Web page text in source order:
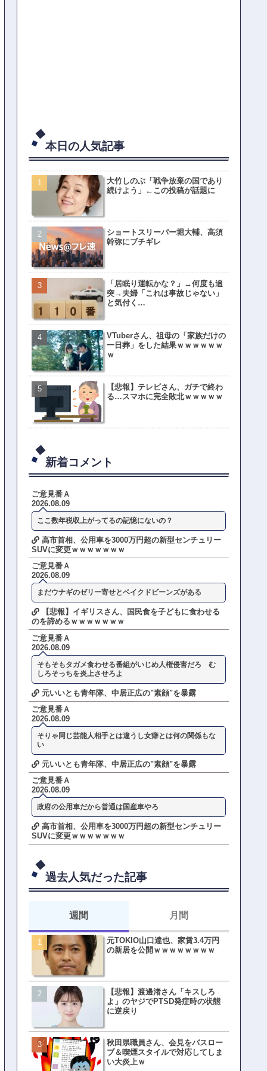
本日の人気記事
大竹しのぶ「戦争放棄の国であり
続けよう」←この投稿が話題に
ショートスリーパー堀大輔、高須
幹弥にブチギレ
「居眠り運転かな？」→何度も追
突→夫婦「これは事故じゃない」
と気付く…
VTuberさん、祖母の「家族だけの
一日葬」をした結果ｗｗｗｗｗｗ
ｗ
【悲報】テレビさん、ガチで終わ
る…スマホに完全敗北ｗｗｗｗｗ
新着コメント
ご意見番Ａ
2026.08.09
ここ数年税収上がってるの記憶にないの？
高市首相、公用車を3000万円超の新型センチュリー
SUVに変更ｗｗｗｗｗｗｗ
ご意見番Ａ
2026.08.09
まだウナギのゼリー寄せとベイクドビーンズがある
【悲報】イギリスさん、国民食を子どもに食わせる
のを諦めるｗｗｗｗｗｗｗ
ご意見番Ａ
2026.08.09
そもそもタガメ食わせる番組がいじめ人権侵害だろ む
しろそっちを炎上させろよ
元いいとも青年隊、中居正広の"素顔"を暴露
ご意見番Ａ
2026.08.09
そりゃ同じ芸能人相手とは違うし女癖とは何の関係もな
い
元いいとも青年隊、中居正広の"素顔"を暴露
ご意見番Ａ
2026.08.09
政府の公用車だから普通は国産車やろ
高市首相、公用車を3000万円超の新型センチュリー
SUVに変更ｗｗｗｗｗｗｗ
過去人気だった記事
週間
元TOKIO山口達也、家賃3.4万円
の新居を公開ｗｗｗｗｗｗｗｗ
【悲報】渡邊渚さん「キスしろ
よ」のヤジでPTSD発症時の状態
に逆戻り
秋田県職員さん、会見をバスロー
ブ＆喫煙スタイルで対応してしま
い大炎上ｗ
月間
【悲報】東京着く前にHP尽
方民ｗｗｗ移動だけで瀕死
【ファーw】水着女子さん
オッサン盗撮してる…通報
皇族確保策、天皇陛下の一
界ピリつくｗｗｗ